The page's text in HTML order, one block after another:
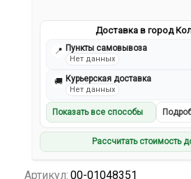
Доставка в город
📍 Пункты самовывоза
Нет данных
🚚 Курьерская доставка
Нет данных
Показать все способы
Рассчитать стоимость
Артикул: 00-01048351